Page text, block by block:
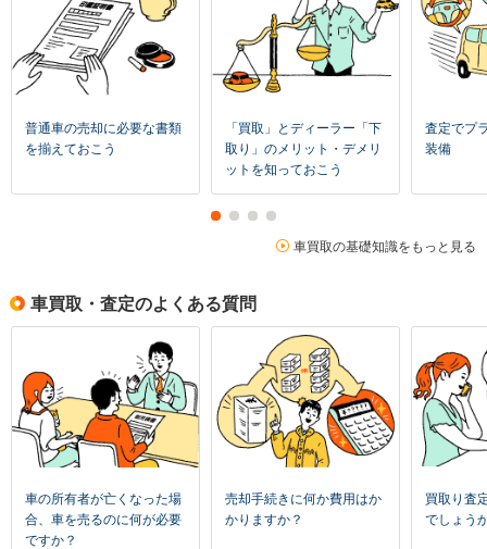
普通車の売却に必要な書類
を揃えておこう
「買取」とディーラー「下
取り」のメリット・デメリ
ットを知っておこう
査定でプ
装備
車買取の基礎知識をもっと見る
車買取・査定のよくある質問
車の所有者が亡くなった場
合、車を売るのに何が必要
ですか？
売却手続きに何か費用はか
かりますか？
買取り査
でしょう